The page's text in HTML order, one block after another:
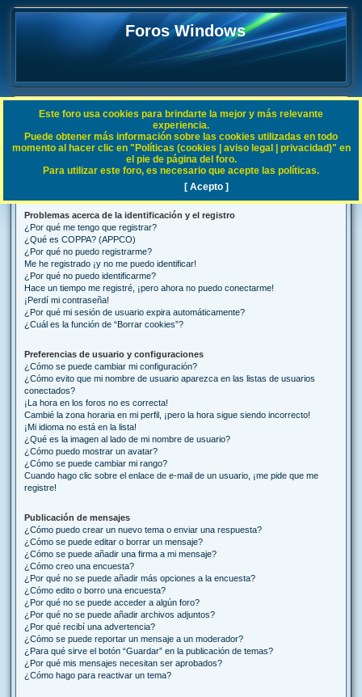
Foros Windows
FAQ
Índice general Preguntas Frecuentes
B
Preguntas Frecuentes
Problemas acerca de la identificación y el registro
¿Por qué me tengo que registrar?
¿Qué es COPPA? (APPCO)
¿Por qué no puedo registrarme?
Me he registrado ¡y no me puedo identificar!
¿Por qué no puedo identificarme?
Hace un tiempo me registré, ¡pero ahora no puedo conectarme!
¡Perdí mi contraseña!
¿Por qué mi sesión de usuario expira automáticamente?
¿Cuál es la función de “Borrar cookies”?
Preferencias de usuario y configuraciones
¿Cómo se puede cambiar mi configuración?
¿Cómo evito que mi nombre de usuario aparezca en las listas de usuarios
conectados?
¡La hora en los foros no es correcta!
Cambié la zona horaria en mi perfil, ¡pero la hora sigue siendo incorrecto!
¡Mi idioma no está en la lista!
¿Qué es la imagen al lado de mi nombre de usuario?
¿Cómo puedo mostrar un avatar?
¿Cómo se puede cambiar mi rango?
Cuando hago clic sobre el enlace de e-mail de un usuario, ¡me pide que me
registre!
Publicación de mensajes
¿Cómo puedo crear un nuevo tema o enviar una respuesta?
¿Cómo se puede editar o borrar un mensaje?
¿Cómo se puede añadir una firma a mi mensaje?
¿Cómo creo una encuesta?
¿Por qué no se puede añadir más opciones a la encuesta?
¿Cómo edito o borro una encuesta?
¿Por qué no se puede acceder a algún foro?
¿Por qué no se puede añadir archivos adjuntos?
¿Por qué recibí una advertencia?
¿Cómo se puede reportar un mensaje a un moderador?
¿Para qué sirve el botón “Guardar” en la publicación de temas?
¿Por qué mis mensajes necesitan ser aprobados?
¿Cómo hago para reactivar un tema?
Este foro usa cookies para brindarte la mejor y más relevante
experiencia.
Puede obtener más información sobre las cookies utilizadas en todo
momento al hacer clic en "Políticas (cookies | aviso legal | privacidad)" en
el pie de página del foro.
Para utilizar este foro, es necesario que acepte las políticas.
[ Acepto ]